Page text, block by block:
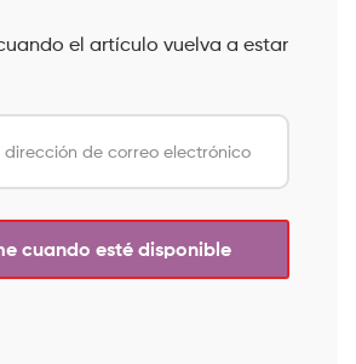
el artículo vuelva a estar